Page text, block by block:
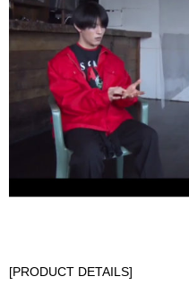
[PRODUCT DETAILS]